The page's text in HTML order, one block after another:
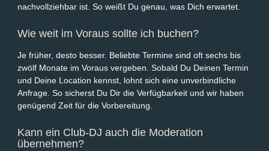
nachvollziehbar ist. So weißt Du genau, was Dich erwartet.
Wie weit im Voraus sollte ich buchen?
Je früher, desto besser. Beliebte Termine sind oft sechs bis
zwölf Monate im Voraus vergeben. Sobald Du Deinen Termin
und Deine Location kennst, lohnt sich eine unverbindliche
Anfrage. So sicherst Du Dir die Verfügbarkeit und wir haben
genügend Zeit für die Vorbereitung.
Kann ein Club-DJ auch die Moderation
übernehmen?